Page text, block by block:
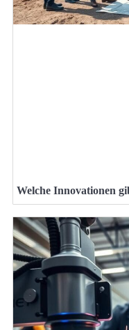
Welche Innovationen